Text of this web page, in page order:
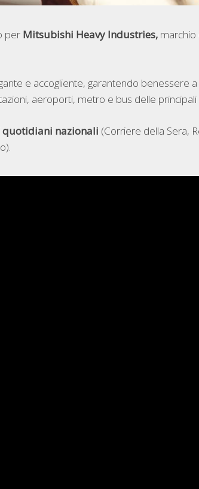
per Mitsubishi Heavy Industries, marchio
e accogliente, garantendo benessere
aeroporti, metro e bus delle principali
quotidiani nazionali (Corriere della Sera,